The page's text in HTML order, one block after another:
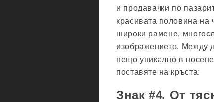
и продавачки по
красивата половина на
широки рамене,
изображението. Между
нещо уникално в
поставяте на кръста:
Знак #4. От